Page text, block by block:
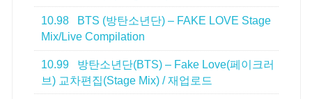
10.98
BTS (방탄소년단) – FAKE LOVE Stage
Mix/Live Compilation
10.99
방탄소년단(BTS) – Fake Love(페이크러
브) 교차편집(Stage Mix) / 재업로드